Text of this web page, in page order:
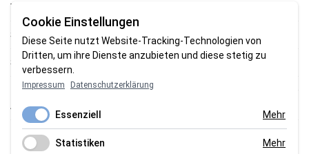
TSV gewinnt Testspiel bei Braker Reserve
SV Brake gewinnt erstes Heimspiel mit 2:0
SV Brake feiert 5:2-Auftaktsieg beim Delmenhorster TB
Fehlstart in Oldenburg: 1. FC Nordenham verliert zum Bezirksliga-
Auftakt
Fußball in der Wesermarsch: Die Bilder vom Wochenende
Cookie Einstellungen
Diese Seite nutzt Website-Tracking-Technologien von
Dritten, um ihre Dienste anzubieten und diese stetig zu
verbessern.
Impressum Datenschutzerklärung
Essenziell Mehr
Statistiken Mehr